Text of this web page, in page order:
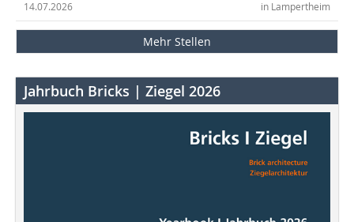
in Lampertheim
14.07.2026
Mehr Stellen
Jahrbuch Bricks | Ziegel 2026